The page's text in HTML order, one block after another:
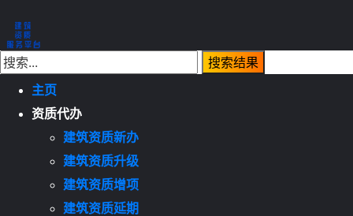
主页
资质代办
建筑资质新办
建筑资质升级
建筑资质增项
建筑资质延期